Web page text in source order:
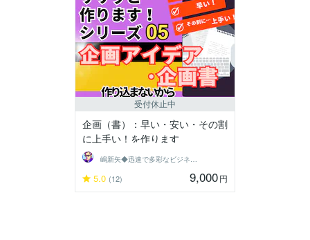
受付休止中
企画（書）：早い・安い・その割
に上手い！を作ります
嶋新矢◆迅速で多彩なビジネスサポート◆
5.0 (12) 9,000円